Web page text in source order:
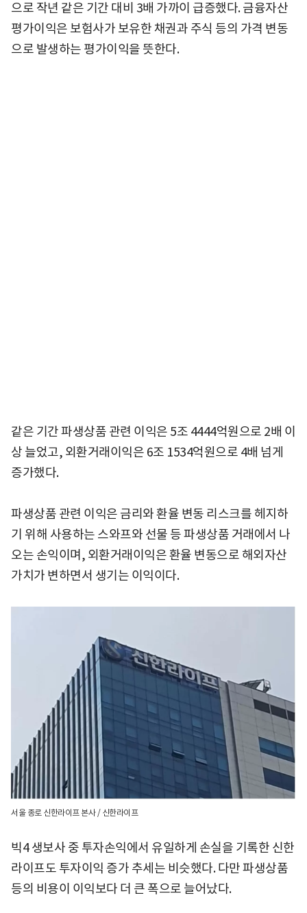
으로 작년 같은 기간 대비 3배 가까이 급증했다. 금융자산
평가이익은 보험사가 보유한 채권과 주식 등의 가격 변동
으로 발생하는 평가이익을 뜻한다.
같은 기간 파생상품 관련 이익은 5조 4444억원으로 2배 이
상 늘었고, 외환거래이익은 6조 1534억원으로 4배 넘게
증가했다.
파생상품 관련 이익은 금리와 환율 변동 리스크를 헤지하
기 위해 사용하는 스와프와 선물 등 파생상품 거래에서 나
오는 손익이며, 외환거래이익은 환율 변동으로 해외자산
가치가 변하면서 생기는 이익이다.
서울 종로 신한라이프 본사 / 신한라이프
빅4 생보사 중 투자손익에서 유일하게 손실을 기록한 신한
라이프도 투자이익 증가 추세는 비슷했다. 다만 파생상품
등의 비용이 이익보다 더 큰 폭으로 늘어났다.